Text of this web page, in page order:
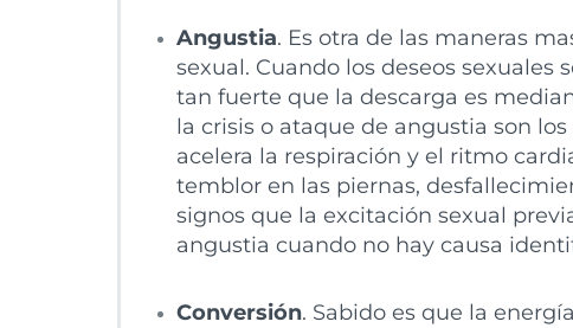
Angustia. Es otra de las maneras
sexual. Cuando los deseos
tan fuerte que la descarga es
la crisis o ataque de angustia son
acelera la respiración y el ritmo
temblor en las piernas,
signos que la excitación sexual
angustia cuando no hay causa
Conversión. Sabido es que la